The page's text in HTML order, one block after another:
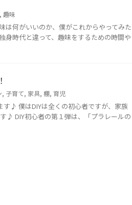
, 趣味
は何がいいのか、僕がこれからやってみた
身時代と違って、趣味をするための時間や
, 子育て, 家具, 棚, 育児
す♪ 僕はDIYは全くの初心者ですが、家族
♪ DIY初心者の第１弾は、「プラレールの